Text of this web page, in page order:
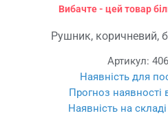
Вибачте - цей товар
Рушник, коричневий,
Артикул:
Наявність для
Прогноз наявності
Наявність на